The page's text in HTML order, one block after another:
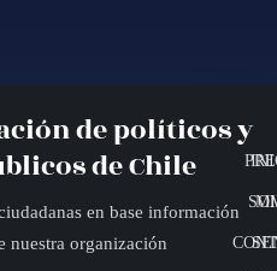
de políticos y
de Chile
en base información
nuestra organización